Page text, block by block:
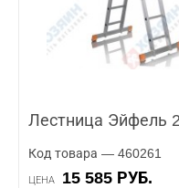
Лестница Эйфель
Код товара — 460261
ЦЕНА 15 585 РУБ.